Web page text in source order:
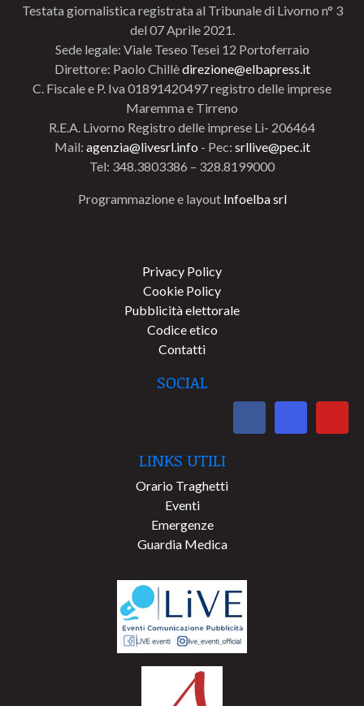
Testata giornalistica registrata al Tribunale di Livorno n° 3
del 07 Aprile 2021.
Sede legale: Viale Teseo Tesei 12 Portoferraio
Direttore: Paolo Chillèdirezione@elbapress.it
C. Fiscale e P. Iva 01891420497 registro delle imprese
Maremma e Tirreno
R.E.A. Livorno Registro delle imprese Li- 206464
Mail: agenzia@livesrl.info - Pec: srllive@pec.it
Tel: 348.3803386 – 328.8199000
Programmazione e layout Infoelba srl
Privacy Policy
Cookie Policy
Pubblicità elettorale
Codice etico
Contatti
SOCIAL
LINKS UTILI
Orario Traghetti
Eventi
Emergenze
Guardia Medica